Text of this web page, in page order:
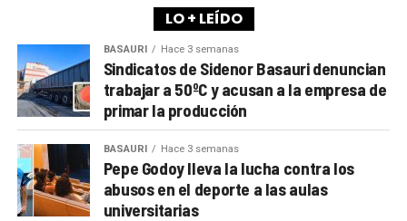
LO + LEÍDO
BASAURI Hace 3 semanas
Sindicatos de Sidenor Basauri denuncian
trabajar a 50ºC y acusan a la empresa de
primar la producción
BASAURI Hace 3 semanas
Pepe Godoy lleva la lucha contra los
abusos en el deporte a las aulas
universitarias